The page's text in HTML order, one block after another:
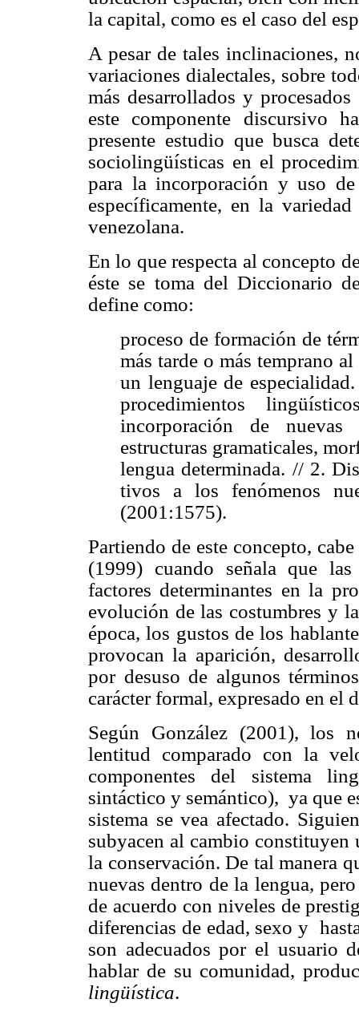
la capital, como es el caso del
A pesar de tales inclinaciones,
variaciones dialectales, sobre
más desarrollados y
este componente discursivo
presente estudio que busca
sociolingüísticas en el
para la incorporación y uso
específicamente, en la
venezolana.
En lo que respecta al concepto
éste se toma del Diccionario
define como:
proceso de formación de
más tarde o más temprano
un lenguaje de
procedimientos
incorporación de
estructuras gramaticales,
lengua determinada. // 2.
tivos a los fenómenos
(2001:1575).
Partiendo de este concepto,
(1999) cuando señala que
factores determinantes en la
evolución de las costumbres y
época, los gustos de los
provocan la aparición,
por desuso de algunos
carácter formal, expresado en el
Según González (2001), los
lentitud comparado con la
componentes del sistema
sintáctico y semántico), ya que
sistema se vea afectado.
subyacen al cambio
la conservación. De tal manera
nuevas dentro de la lengua,
de acuerdo con niveles de
diferencias de edad, sexo y
son adecuados por el usuario
hablar de su comunidad,
lingüística.